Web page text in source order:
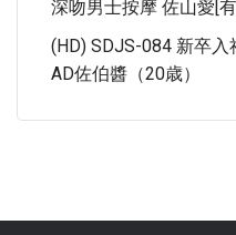
深吻男士按摩 佐山愛[
(HD) SDJS-084 新卒
AD佐伯醬（20歳）